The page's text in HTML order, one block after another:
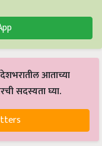
आताच्या
सदस्यता घ्या.